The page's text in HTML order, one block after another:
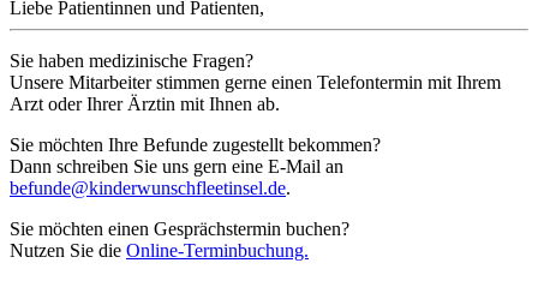
Liebe Patientinnen und Patienten,
Sie haben medizinische Fragen?
Unsere Mitarbeiter stimmen gerne einen Telefontermin mit Ihrem
Arzt oder Ihrer Ärztin mit Ihnen ab.
Sie möchten Ihre Befunde zugestellt bekommen?
Dann schreiben Sie uns gern eine E-Mail an
befunde@kinderwunschfleetinsel.de.
Sie möchten einen Gesprächstermin buchen?
Nutzen Sie die Online-Terminbuchung.